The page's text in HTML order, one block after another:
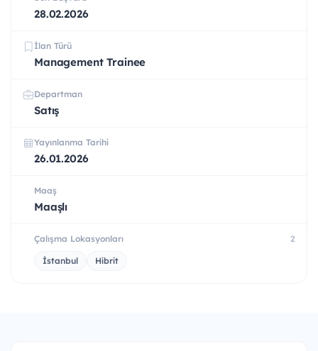
28.02.2026
İlan Türü
Management Trainee
Departman
Satış
Yayınlanma Tarihi
26.01.2026
Maaş
Maaşlı
Çalışma Lokasyonları 2
İstanbul Hibrit